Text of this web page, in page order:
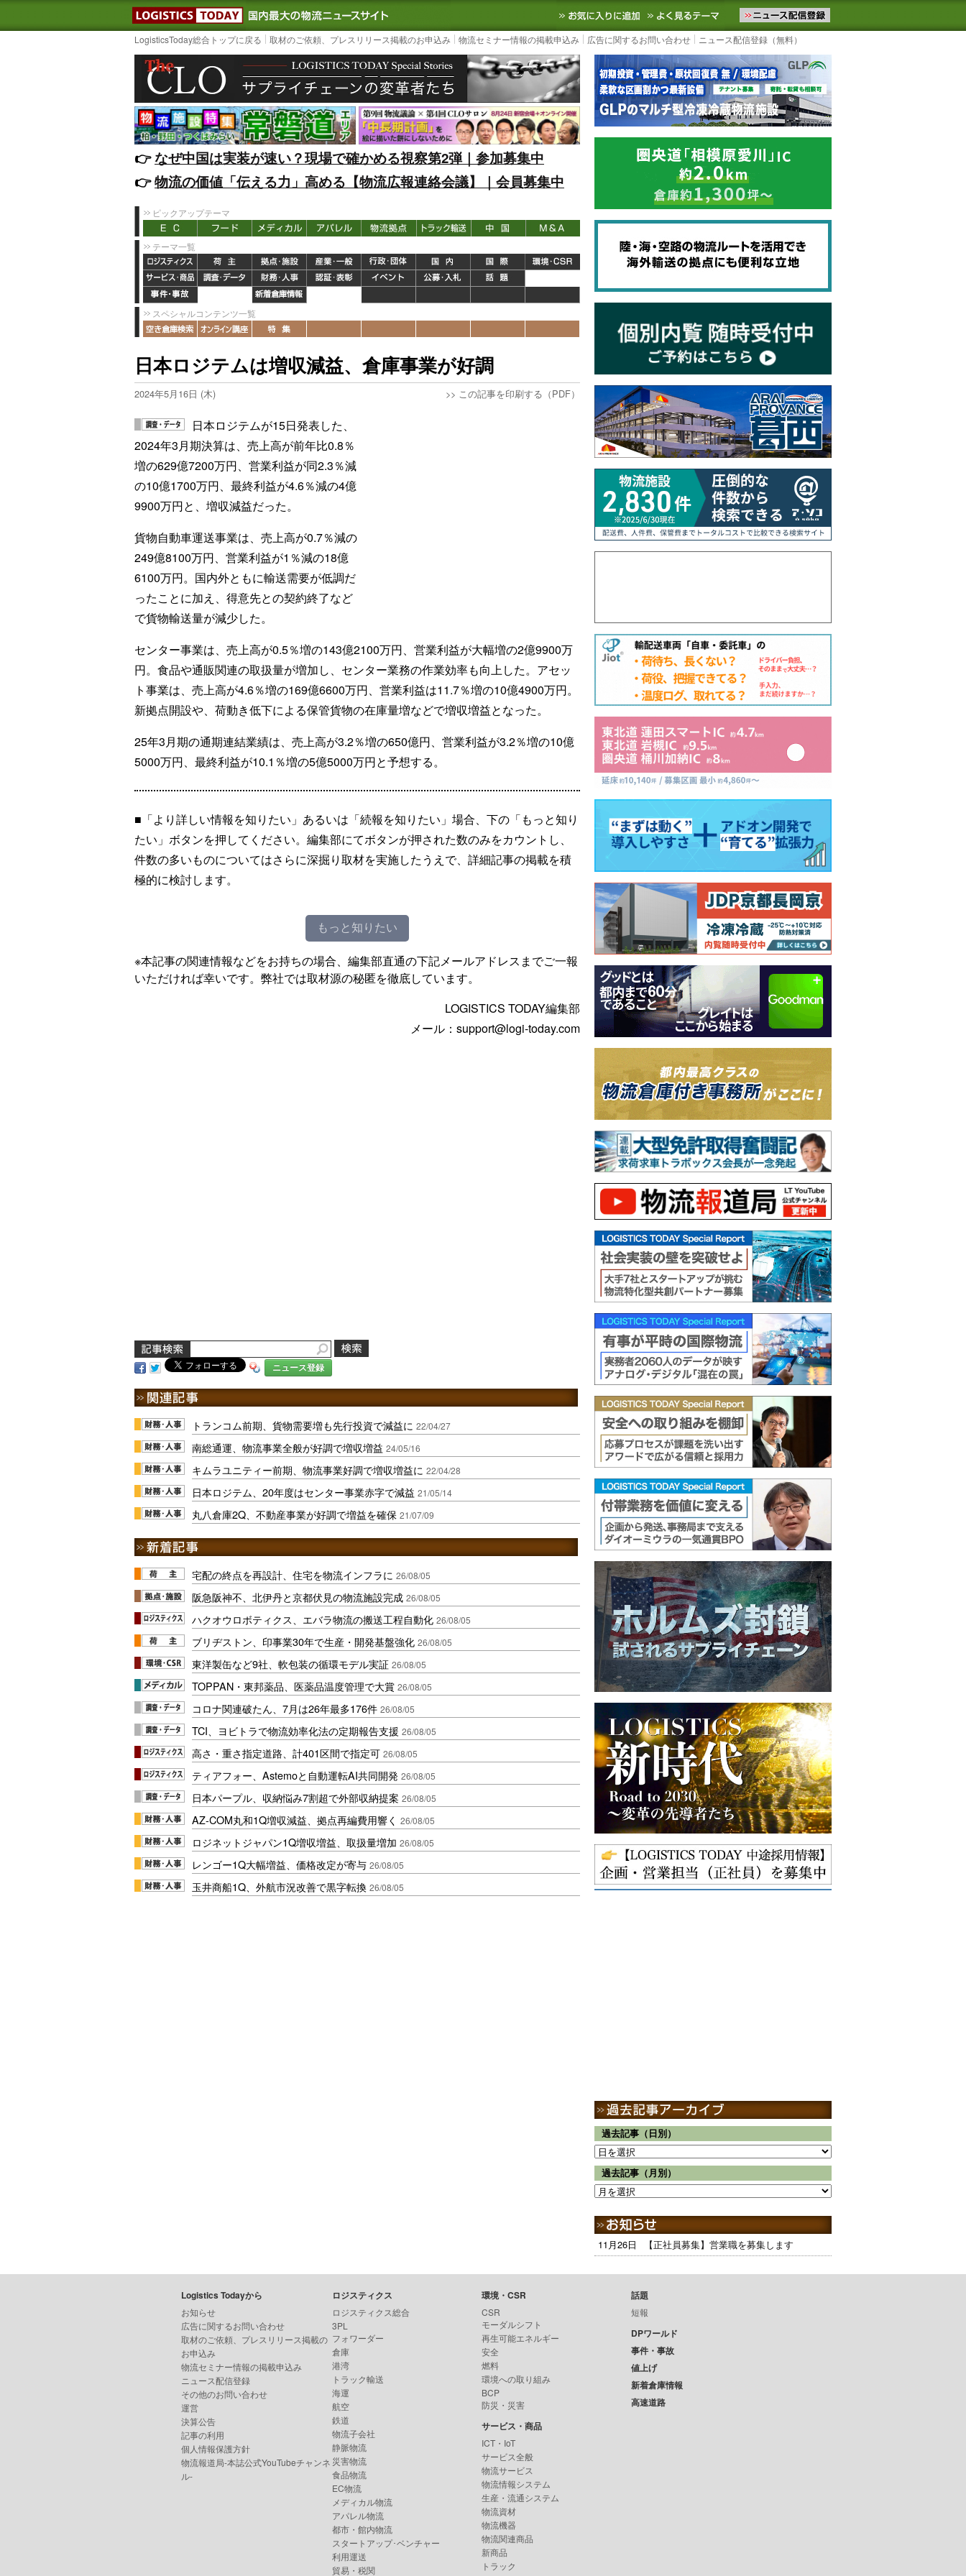
LOGISTICS TODAY｜国内最大の物流ニュースサイト3PL, SCMなど国内外の最新の物流ニュースをお届けします。物流ニュースメール配信を登録す
お気に入りに追加 よく見るテーマ
LogisticsToday総合トップに戻る 取材のご依頼、プレスリリース掲載のお申込み 物流セミナー情報の掲載申込み 広告に関するお問い合わせ ニュース配信登録（無料）
👉️なぜ中国は実装が速い？現場で確かめる視察第2弾｜参加募集中
👉️物流の価値「伝える力」高める【物流広報連絡会議】｜会員募集中
ピックアップテーマ
テーマ一覧
スペシャルコンテンツ一覧
日本ロジテムは増収減益、倉庫事業が好調
2024年5月16日 (木) >> この記事を印刷する（PDF）
日本ロジテムが15日発表した、
2024年3月期決算は、売上高が前年比0.8％
増の629億7200万円、営業利益が同2.3％減
の10億1700万円、最終利益が4.6％減の4億
9900万円と、増収減益だった。
貨物自動車運送事業は、売上高が0.7％減の
249億8100万円、営業利益が1％減の18億
6100万円。国内外ともに輸送需要が低調だ
ったことに加え、得意先との契約終了など
で貨物輸送量が減少した。
センター事業は、売上高が0.5％増の143億2100万円、営業利益が大幅増の2億9900万
円。食品や通販関連の取扱量が増加し、センター業務の作業効率も向上した。アセッ
ト事業は、売上高が4.6％増の169億6600万円、営業利益は11.7％増の10億4900万円。
新拠点開設や、荷動き低下による保管貨物の在庫量増などで増収増益となった。
25年3月期の通期連結業績は、売上高が3.2％増の650億円、営業利益が3.2％増の10億
5000万円、最終利益が10.1％増の5億5000万円と予想する。
■「より詳しい情報を知りたい」あるいは「続報を知りたい」場合、下の「もっと知り
たい」ボタンを押してください。編集部にてボタンが押された数のみをカウントし、
件数の多いものについてはさらに深掘り取材を実施したうえで、詳細記事の掲載を積
極的に検討します。
もっと知りたい
※本記事の関連情報などをお持ちの場合、編集部直通の下記メールアドレスまでご一報
いただければ幸いです。弊社では取材源の秘匿を徹底しています。
LOGISTICS TODAY編集部
メール：support@logi-today.com
ニュース登録
トランコム前期、貨物需要増も先行投資で減益に 22/04/27
南総通運、物流事業全般が好調で増収増益 24/05/16
キムラユニティー前期、物流事業好調で増収増益に 22/04/28
日本ロジテム、20年度はセンター事業赤字で減益 21/05/14
丸八倉庫2Q、不動産事業が好調で増益を確保 21/07/09
宅配の終点を再設計、住宅を物流インフラに 26/08/05
阪急阪神不、北伊丹と京都伏見の物流施設完成 26/08/05
ハクオウロボティクス、エバラ物流の搬送工程自動化 26/08/05
ブリヂストン、印事業30年で生産・開発基盤強化 26/08/05
東洋製缶など9社、軟包装の循環モデル実証 26/08/05
TOPPAN・東邦薬品、医薬品温度管理で大賞 26/08/05
コロナ関連破たん、7月は26年最多176件 26/08/05
TCI、ヨビトラで物流効率化法の定期報告支援 26/08/05
高さ・重さ指定道路、計401区間で指定可 26/08/05
ティアフォー、Astemoと自動運転AI共同開発 26/08/05
日本パープル、収納悩み7割超で外部収納提案 26/08/05
AZ-COM丸和1Q増収減益、拠点再編費用響く 26/08/05
ロジネットジャパン1Q増収増益、取扱量増加 26/08/05
レンゴー1Q大幅増益、価格改定が寄与 26/08/05
玉井商船1Q、外航市況改善で黒字転換 26/08/05
過去記事（日別）
過去記事（月別）
11月26日 【正社員募集】営業職を募集します
Logistics Todayから
お知らせ
広告に関するお問い合わせ
取材のご依頼、プレスリリース掲載の
お申込み
物流セミナー情報の掲載申込み
ニュース配信登録
その他のお問い合わせ
運営
決算公告
記事の利用
個人情報保護方針
物流報道局-本誌公式YouTubeチャンネ
ル-
ロジスティクス
ロジスティクス総合
3PL
フォワーダー
倉庫
港湾
トラック輸送
海運
航空
鉄道
物流子会社
静脈物流
災害物流
食品物流
EC物流
メディカル物流
アパレル物流
都市・館内物流
スタートアップ･ベンチャー
利用運送
貿易・税関
環境・CSR
CSR
モーダルシフト
再生可能エネルギー
安全
燃料
環境への取り組み
BCP
防災・災害
サービス・商品
ICT・IoT
サービス全般
物流サービス
物流情報システム
生産・流通システム
物流資材
物流機器
物流関連商品
新商品
トラック
話題
短報
DPワールド
事件・事故
値上げ
新着倉庫情報
高速道路